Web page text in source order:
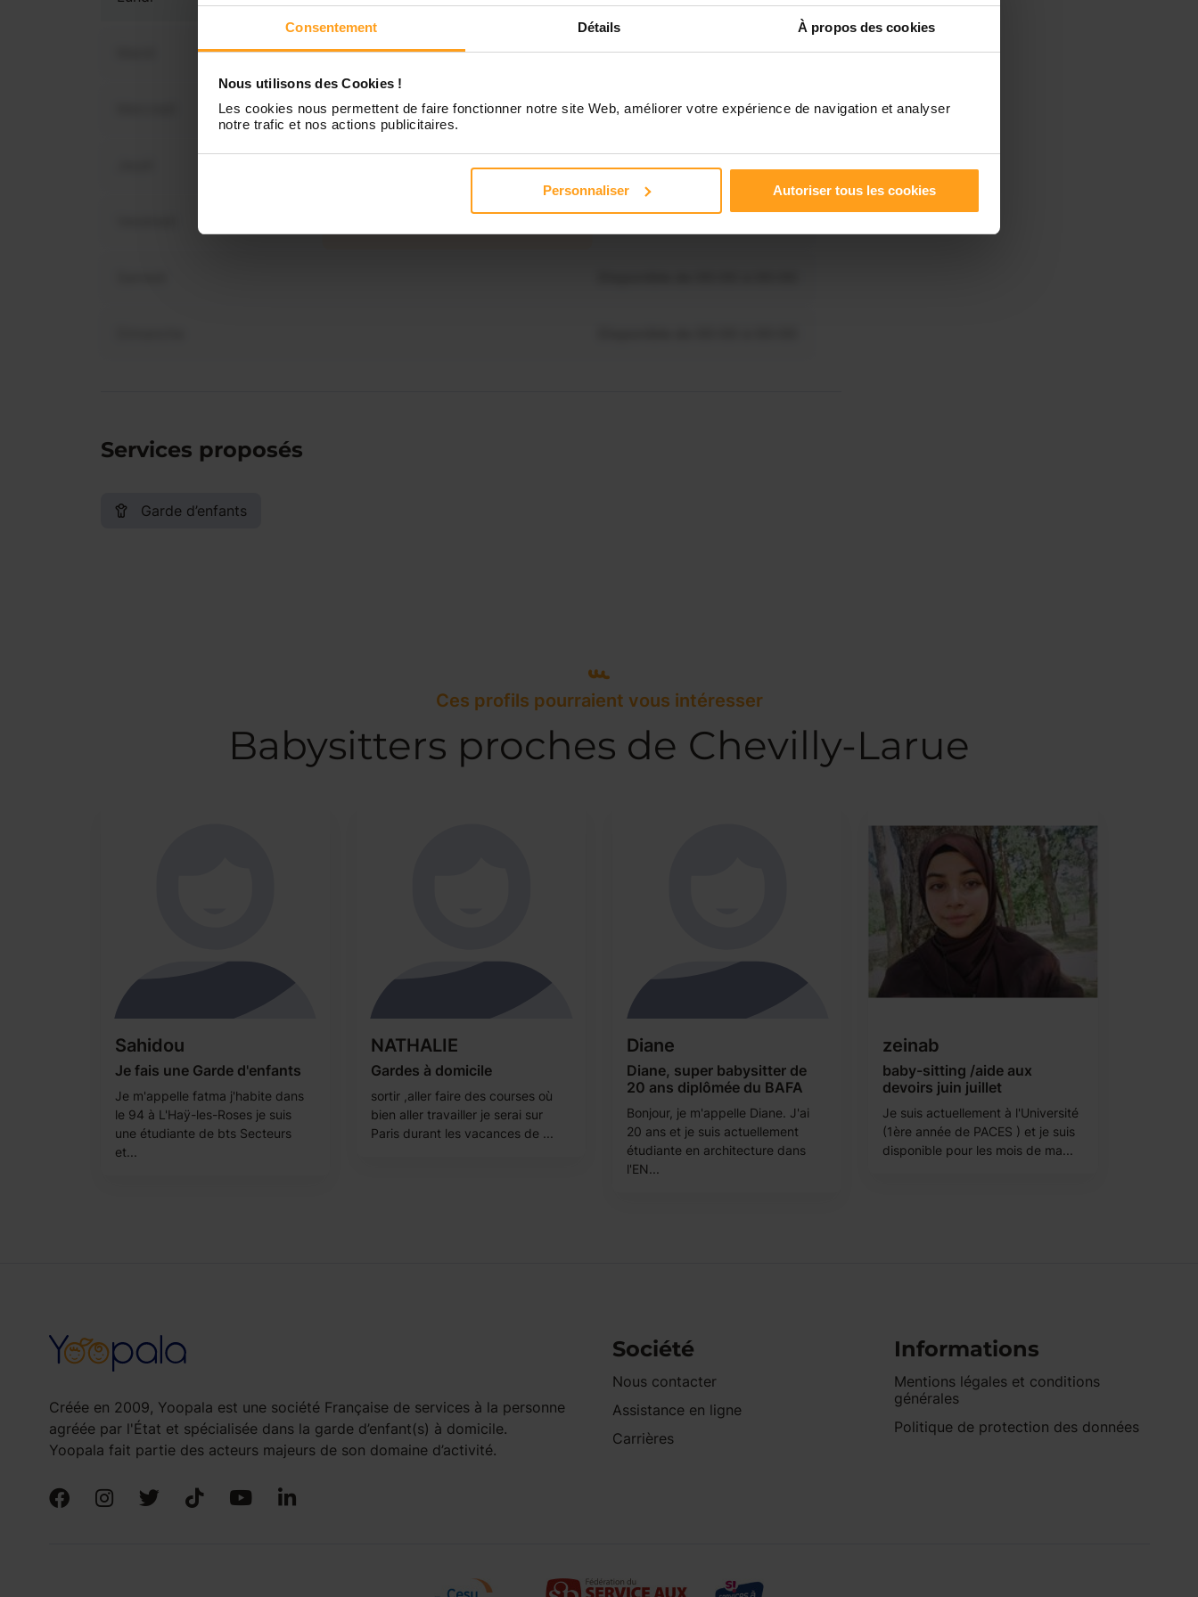
Consentement Détails À propos des cookies
Nous utilisons des Cookies !
Les cookies nous permettent de faire fonctionner notre site Web, améliorer votre expérience de navigation et analyser
notre trafic et nos actions publicitaires.
Personnaliser Autoriser tous les cookies
Disponible de 00:00 à 00:00
Disponible de 00:00 à 00:30
Disponible de 00:00 à 00:00
Vous souhaitez connaître les
Services proposés
Garde d’enfants
Ces profils pourraient vous intéresser
Babysitters proches de Chevilly-Larue
Sahidou
Je fais une Garde d'enfants
Je m'appelle fatma j'habite dans
le 94 à L'Haÿ-les-Roses je suis
une étudiante de bts Secteurs
et...
NATHALIE
Gardes à domicile
sortir ,aller faire des courses où
bien aller travailler je serai sur
Paris durant les vacances de ...
Diane
Diane, super babysitter de
20 ans diplômée du BAFA
Bonjour, je m'appelle Diane. J'ai
20 ans et je suis actuellement
étudiante en architecture dans
l'EN...
zeinab
baby-sitting /aide aux
devoirs juin juillet
Je suis actuellement à l'Université
(1ère année de PACES ) et je suis
disponible pour les mois de ma...
Créée en 2009, Yoopala est une société Française de services à la personne
agréée par l'État et spécialisée dans la garde d’enfant(s) à domicile.
Yoopala fait partie des acteurs majeurs de son domaine d’activité.
Société
Nous contacter
Assistance en ligne
Carrières
Informations
Mentions légales et conditions
générales
Politique de protection des données